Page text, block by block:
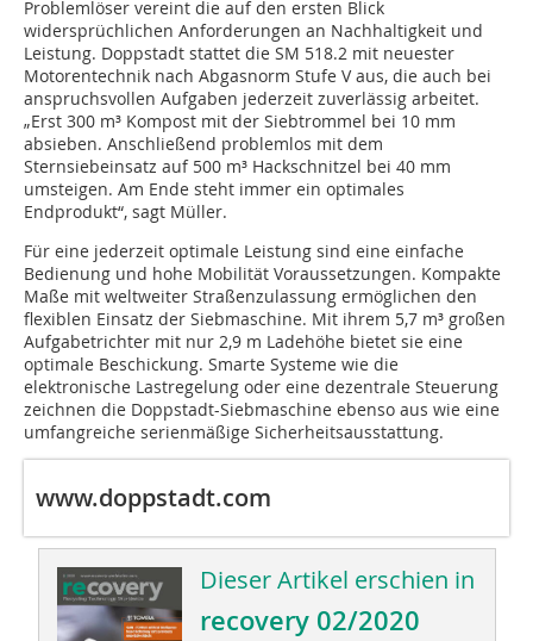
Problemlöser vereint die auf den ersten Blick
widersprüchlichen Anforderungen an Nachhaltigkeit und
Leistung. Doppstadt stattet die SM 518.2 mit neuester
Motorentechnik nach Abgasnorm Stufe V aus, die auch bei
anspruchsvollen Aufgaben jederzeit zuverlässig arbeitet.
„Erst 300 m³ Kompost mit der Siebtrommel bei 10 mm
absieben. Anschließend problemlos mit dem
Sternsiebeinsatz auf 500 m³ Hackschnitzel bei 40 mm
umsteigen. Am Ende steht immer ein optimales
Endprodukt“, sagt Müller.
Für eine jederzeit optimale Leistung sind eine einfache
Bedienung und hohe Mobilität Voraussetzungen. Kompakte
Maße mit weltweiter Straßenzulassung ermöglichen den
flexiblen Einsatz der Siebmaschine. Mit ihrem 5,7 m³ großen
Aufgabetrichter mit nur 2,9 m Ladehöhe bietet sie eine
optimale Beschickung. Smarte Systeme wie die
elektronische Lastregelung oder eine dezentrale Steuerung
zeichnen die Doppstadt-Siebmaschine ebenso aus wie eine
umfangreiche serienmäßige Sicherheitsausstattung.
www.doppstadt.com
Dieser Artikel erschien in
recovery 02/2020